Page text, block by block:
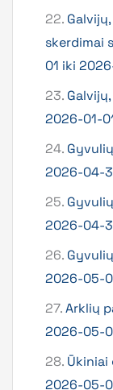
22.
skerdimai
01 iki
23.
2026-01-
24.
2026-04-
25.
2026-04-
26.
2026-05-
27.Arklių
2026-05-
28. Ūkiniai
2026-05-